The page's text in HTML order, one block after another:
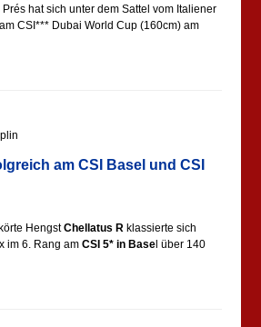
hat sich unter dem Sattel vom Italiener
CSI*** Dubai World Cup (160cm) am
am CSI Basel und CSI
HengstChellatus R klassierte sich
im 6. Rang amCSI 5* in Base l über 140